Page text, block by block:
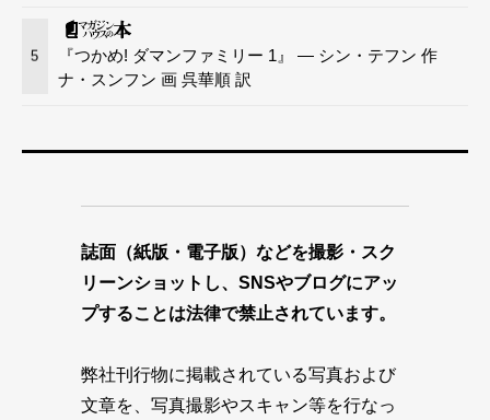
5
『つかめ! ダマンファミリー 1』 — シン・テフン 作
ナ・スンフン 画 呉華順 訳
誌面（紙版・電子版）などを撮影・スク
リーンショットし、SNSやブログにアッ
プすることは法律で禁止されています。
弊社刊行物に掲載されている写真および
文章を、写真撮影やスキャン等を行なっ